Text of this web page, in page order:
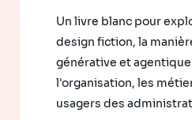
Un livre blanc pour
design fiction, la
générative et
l'organisation, les
usagers des